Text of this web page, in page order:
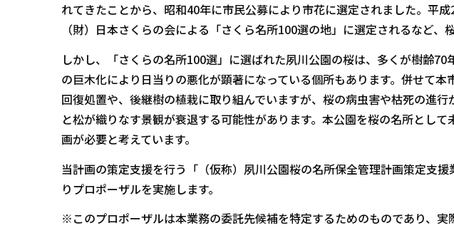
れてきたことから、昭和40年に市民公募により市花に選定されました。平
（財）日本さくらの会による「さくら名所100選の地」に選定されるなど
しかし、「さくらの名所100選」に選ばれた夙川公園の桜は、多くが樹齢
の巨木化により日当りの悪化が顕著になっている個所もあります。併せて
回復処置や、後継樹の植栽に取り組んでいますが、桜の病虫害や枯死の進
と松が織りなす景観が衰退する可能性があります。本公園を桜の名所とし
画が必要と考えています。
当計画の策定支援を行う「（仮称）夙川公園桜の名所保全管理計画策定支
りプロポーザルを実施します。
※このプロポーザルは本業務の委託先候補を特定するためのものであり、